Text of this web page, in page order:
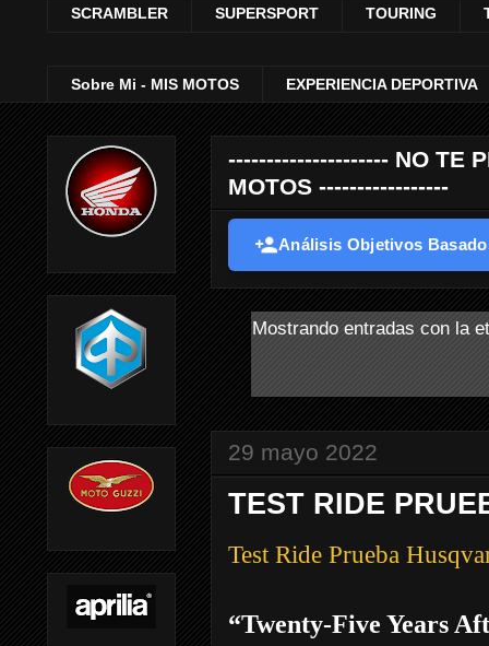
SCRAMBLER SUPERSPORT TOURING
Sobre Mi - MIS MOTOS EXPERIENCIA DEPORTIVA
--------------------- NO TE
MOTOS -----------------
Análisis Objetivos
Mostrando entradas con la
29 mayo 2022
TEST RIDE
Test Ride Prueba
“Twenty-Five Years